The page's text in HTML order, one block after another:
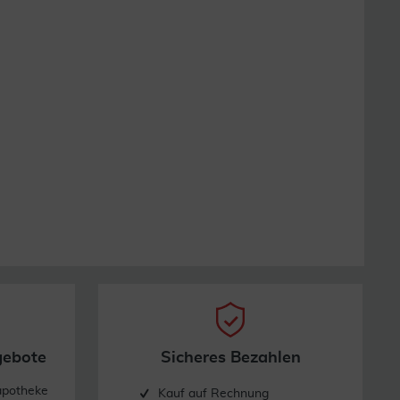
Sicheres Bezahlen
Kauf auf Rechnung